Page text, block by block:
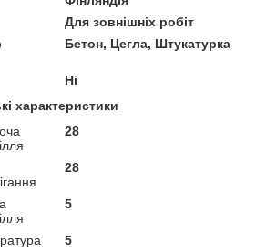
Для зовнішніх робіт
Бетон, Цегла, Штукатурка
Ні
характеристики
28
28
5
5